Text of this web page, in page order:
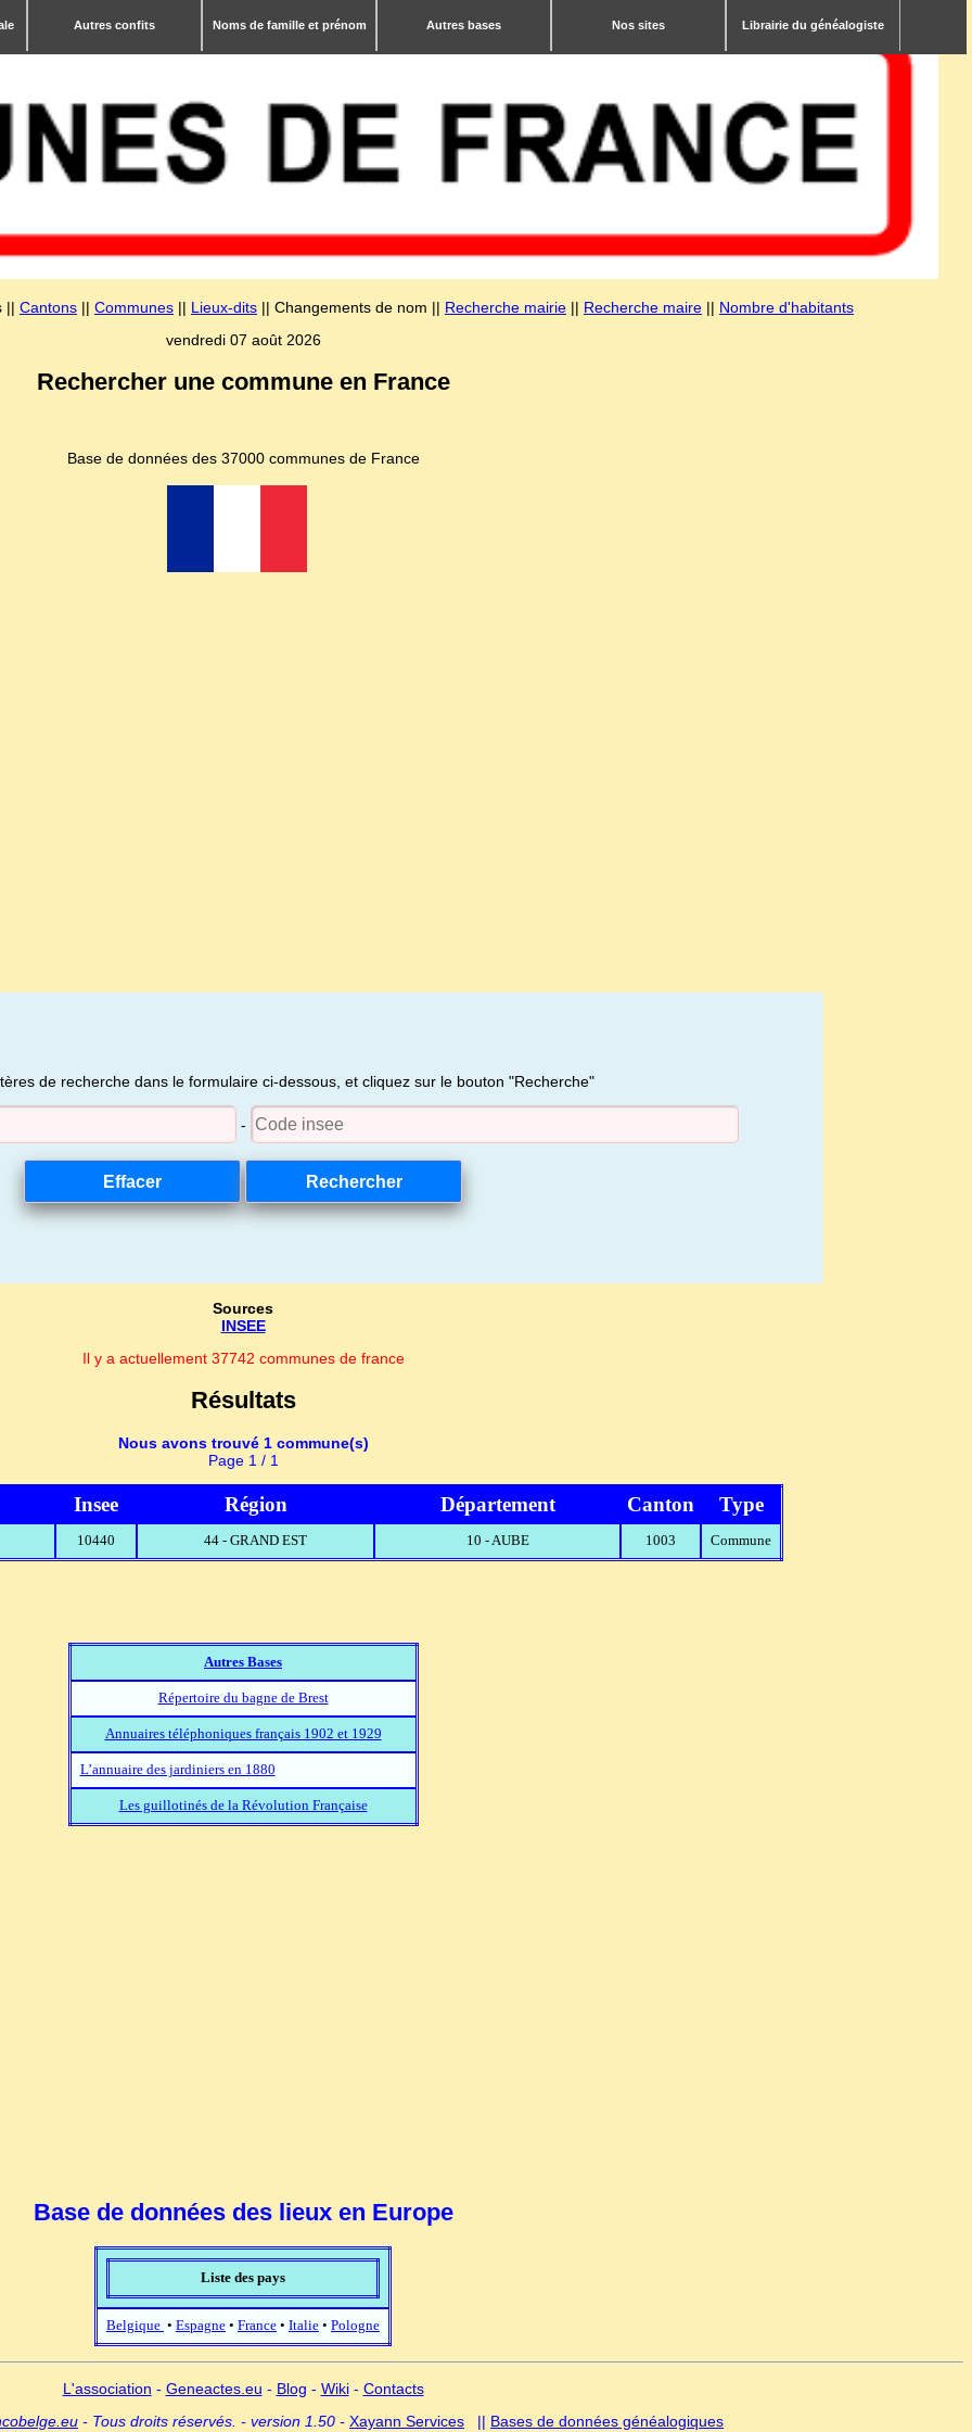
Autres confits Noms de famille et prénom Autres bases Nos sites Librairie du généalogiste
|| Cantons || Communes || Lieux-dits || Changements de nom || Recherche mairie || Recherche maire || Nombre d'habitants
vendredi 07 août 2026
Rechercher une commune en France
Base de données des 37000 communes de France
de recherche dans le formulaire ci-dessous, et cliquez sur le bouton "Recherche"
-
Sources
INSEE
Il y a actuellement 37742 communes de france
Résultats
Nous avons trouvé 1 commune(s)
Page 1 / 1
Insee Région Département Canton Type
10440 44 - GRAND EST 10 - AUBE 1003 Commune
Autres Bases
Répertoire du bagne de Brest
Annuaires téléphoniques français 1902 et 1929
L’annuaire des jardiniers en 1880
Les guillotinés de la Révolution Française
Base de données des lieux en Europe
Liste des pays
Belgique • Espagne • France • Italie • Pologne
L'association - Geneactes.eu - Blog - Wiki- Contacts
- Tous droits réservés. - version 1.50 - Xayann Services || Bases de données généalogiques